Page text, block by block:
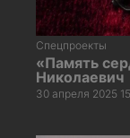
Спецпроекты
«Память
Николаевич
30 апреля 2025